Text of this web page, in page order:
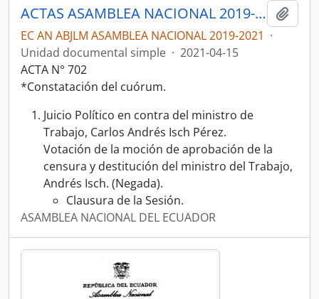
ACTAS ASAMBLEA NACIONAL 2019-2021
EC AN ABJLM ASAMBLEA NACIONAL 2019-2021 ·
Unidad documental simple · 2021-04-15
ACTA N° 702
*Constatación del cuórum.
Juicio Político en contra del ministro de
Trabajo, Carlos Andrés Isch Pérez.
Votación de la moción de aprobación de la
censura y destitución del ministro del Trabajo,
Andrés Isch. (Negada).
Clausura de la Sesión.
ASAMBLEA NACIONAL DEL ECUADOR